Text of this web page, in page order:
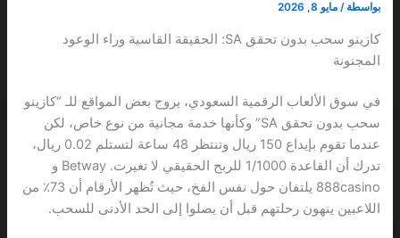
بواسطة /مايو 8, 2026
كازينو سحب بدون تحقق SA: الحقيقة القاسية وراء الوعود
المجنونة
في سوق الألعاب الرقمية السعودي، يروج بعض المواقع للـ “كازينو
سحب بدون تحقق SA” وكأنها خدمة مجانية من نوع خاص، لكن
عندما تقوم بإيداع 150 ريال وتنتظر 48 ساعة لتستلم 0.02 ريال،
تدرك أن القاعدة 1/1000 للربح الحقيقي لا تغيرت. Betway و
888casino يلتفان حول نفس الفخ، حيث تُظهر الأرقام أن 73٪ من
اللاعبين ينهون رحلتهم قبل أن يصلوا إلى الحد الأدنى للسحب.